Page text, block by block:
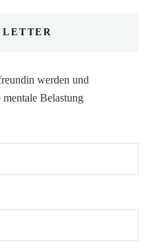
werden und
Belastung